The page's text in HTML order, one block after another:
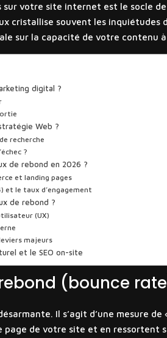
votre site internet est le socle
cristallise souvent les
sur la capacité de votre contenu
digital ?
Web ?
recherche
?
de rebond en 2026 ?
et landing pages
et le taux d’engagement
de rebond ?
(UX)
majeurs
et le SEO on-site
(bounce
Il s’agit d’une mesure
de votre site et en ressortent